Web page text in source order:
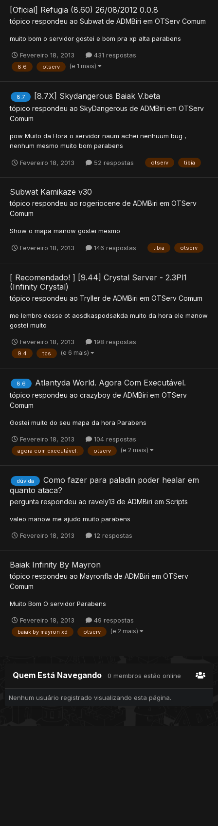
[Oficial] Refugia (8.60) 26/08/2012 0.0.8
tópico respondeu ao Subwat de ADMBiri em OTServ Comum
muito bom o servidor gostei e bom pra xp alta parabens
Fevereiro 18, 2013 431 respostas
8.6 otserv (e 1 mais)
8.7 [8.7X] Skydangerous Baiak V.beta
tópico respondeu ao SkyDangerous de ADMBiri em OTServ
Comum
pow Muito da Hora o servidor naum achei nenhuum bug ,
nenhum mesmo muito bom parabens
Fevereiro 18, 2013 52 respostas otserv tibia
Subwat Kamikaze v30
tópico respondeu ao rogeriocene de ADMBiri em OTServ
Comum
Show o mapa manow gostei mesmo
Fevereiro 18, 2013 146 respostas tibia otserv
[ Recomendado! ] [9.44] Crystal Server - 2.3Pl1
(Infinity Crystal)
tópico respondeu ao Tryller de ADMBiri em OTServ Comum
me lembro desse ot aosdkaspodsakda muito da hora ele manow
gostei muito
Fevereiro 18, 2013 198 respostas
9.4 tcs (e 6 mais)
8.6 Atlantyda World. Agora Com Executável.
tópico respondeu ao crazyboy de ADMBiri em OTServ
Comum
Gostei muito do seu mapa da hora Parabens
Fevereiro 18, 2013 104 respostas
agora com executável. otserv (e 2 mais)
dúvida
Como fazer para paladin poder healar em
quanto ataca?
pergunta respondeu ao ravely13 de ADMBiri em Scripts
valeo manow me ajudo muito parabens
Fevereiro 18, 2013 12 respostas
Baiak Infinity By Mayron
tópico respondeu ao Mayronfla de ADMBiri em OTServ
Comum
Muito Bom O servidor Parabens
Fevereiro 18, 2013 49 respostas
baiak by mayron xd otserv (e 2 mais)
Quem Está Navegando 0 membros estão online
Nenhum usuário registrado visualizando esta página.